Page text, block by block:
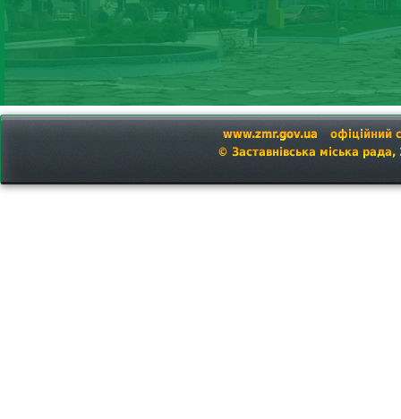
www.zmr.gov.ua
офіційний
© Заставнівська міська рада,